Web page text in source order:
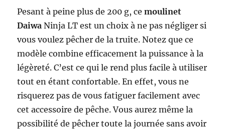
Pesant à peine plus de 200 g, cemoulinet
DaiwaNinja LT est un choix à ne pas négliger si
vous voulez pêcher de la truite. Notez que ce
modèle combine efficacement la puissance à la
légèreté. C’est ce qui le rend plus facile à utiliser
tout en étant confortable. En effet, vous ne
risquerez pas de vous fatiguer facilement avec
cet accessoire de pêche. Vous aurez même la
possibilité de pêcher toute la journée sans avoir